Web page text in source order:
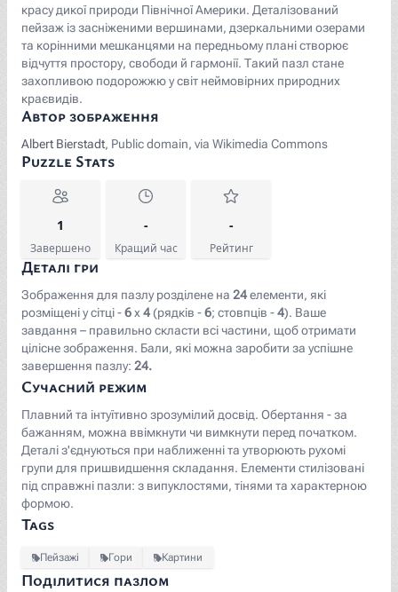
красу дикої природи Північної Америки. Деталізований
пейзаж із засніженими вершинами, дзеркальними озерами
та корінними мешканцями на передньому плані створює
відчуття простору, свободи й гармонії. Такий пазл стане
захопливою подорожжю у світ неймовірних природних
краєвидів.
Автор зображення
Albert Bierstadt, Public domain, via Wikimedia Commons
Puzzle Stats
1
Завершено
-
Кращий час
-
Рейтинг
Деталі гри
Зображення для пазлу розділене на 24елементи, які
розміщені у сітці -6x 4 (рядків -6; стовпців -4). Ваше
завдання – правильно скласти всі частини, щоб отримати
цілісне зображення. Бали, які можна заробити за успішне
завершення пазлу: 24.
Сучасний режим
Плавний та інтуїтивно зрозумілий досвід. Обертання - за
бажанням, можна ввімкнути чи вимкнути перед початком.
Деталі з'єднуються при наближенні та утворюють рухомі
групи для пришвидшення складання. Елементи стилізовані
під справжні пазли: з випуклостями, тінями та характерною
формою.
Tags
Пейзажі Гори Картини
Поділитися пазлом